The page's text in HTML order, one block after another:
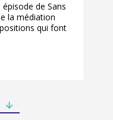
de Sans
la médiation
qui font